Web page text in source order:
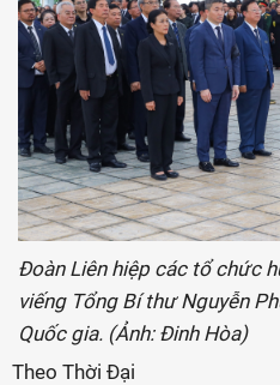
Đoàn Liên hiệp các tổ chức
viếng Tổng Bí thư Nguyễn
Quốc gia. (Ảnh: Đinh Hòa)
Theo Thời Đại